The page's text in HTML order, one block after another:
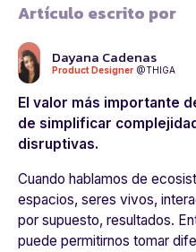
Artículo escrito por
Dayana Cadenas
Product Designer @THIGA
El valor más importante
de simplificar
disruptivas.
Cuando hablamos de
espacios, seres vivos,
por supuesto, resultados.
puede permitirnos tomar